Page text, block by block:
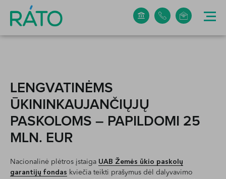
+370 5 265 0304 info@rato.lt
LENGVATINĖMS
ŪKININKAUJANČIŲJŲ
PASKOLOMS – PAPILDOMI 25
MLN. EUR
Nacionalinė plėtros įstaiga UAB Žemės ūkio paskolų
garantijų fondas kviečia teikti prašymus dėl dalyvavimo